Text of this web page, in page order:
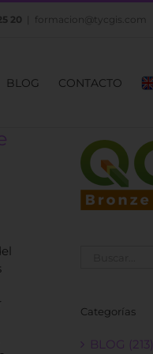
20 formacion@tycgis.com
BLOG CONTACTO
Categorías
BLOG (213)